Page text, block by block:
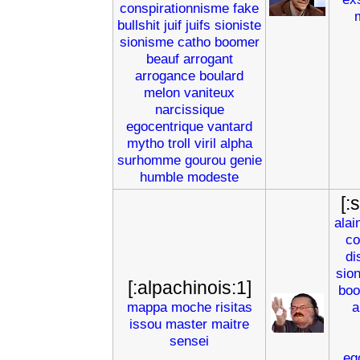
conspirationnisme fake
bullshit juif juifs sioniste
sionisme catho boomer
beauf arrogant
arrogance boulard
melon vaniteux
narcissique
egocentrique vantard
mytho troll viril alpha
surhomme gourou genie
humble modeste
[:alpachinois:1]
mappa moche risitas
issou master maitre
sensei